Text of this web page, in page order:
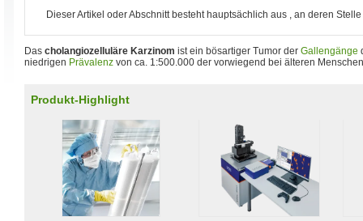
Dieser Artikel oder Abschnitt besteht hauptsächlich aus , an deren
Das cholangiozelluläre Karzinom ist ein bösartiger Tumor der Gallengänge
niedrigen Prävalenz von ca. 1:500.000 der vorwiegend bei älteren
Produkt-Highlight